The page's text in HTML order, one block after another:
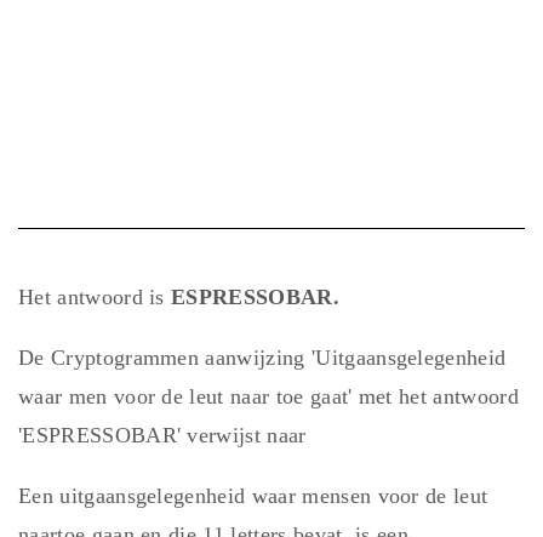
Het antwoord isESPRESSOBAR.
De Cryptogrammen aanwijzing 'Uitgaansgelegenheid
waar men voor de leut naar toe gaat' met het antwoord
'ESPRESSOBAR' verwijst naar
Een uitgaansgelegenheid waar mensen voor de leut